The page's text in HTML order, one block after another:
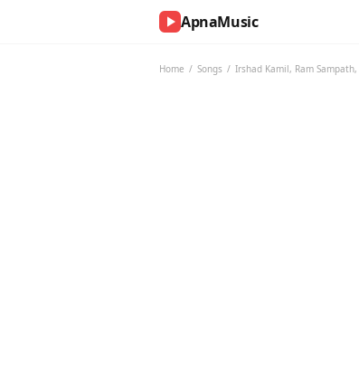
ApnaMusic
Home / Songs / Irshad Kamil, Ram Sampath,